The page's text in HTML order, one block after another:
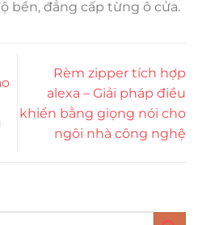
bền, đẳng cấp từng ô cửa.
Rèm zipper tích hợp
alexa – Giải pháp điều
khiển bằng giọng nói cho
ngôi nhà công nghệ